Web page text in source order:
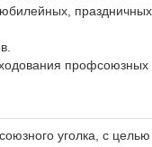
профсоюзных
уголка, с целью